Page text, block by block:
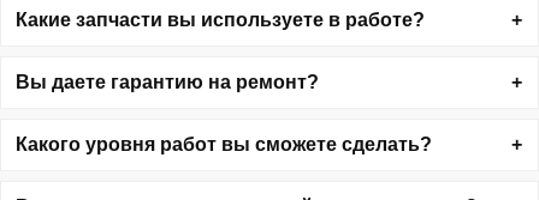
Какие запчасти вы используете в работе?
Вы даете гарантию на ремонт?
Какого уровня работ вы сможете сделать?